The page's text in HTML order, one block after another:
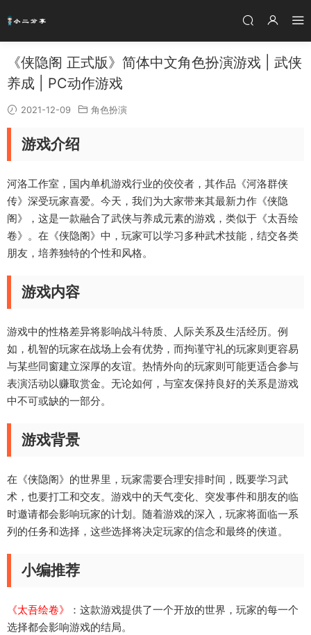
《侠隐阁 正式版》简体中文角色扮演游戏 | 武侠
养成 | PC动作游戏
2021-12-09 角色扮演
游戏介绍
河洛工作室，国内单机游戏行业的佼佼者，其作品《河洛群侠
传》深受玩家喜爱。今天，我们为大家带来其最新力作《侠隐
阁》，这是一款融合了武侠与养成元素的游戏，类似于《太吾绘
卷》。在《侠隐阁》中，玩家可以学习多种武术技能，结交各类
朋友，培养独特的个性和风格。
游戏内容
游戏中的性格差异将影响战斗特质、人际关系及生活经历。例
如，机智的玩家在战场上会有优势，而拘谨守礼的玩家则更容易
与某些同窗建立深厚的友谊。热情外向的玩家则可能更适合参与
表演活动以赚取赏金。无论如何，与室友保持良好的关系是游戏
中不可或缺的一部分。
游戏背景
在《侠隐阁》的世界里，玩家需要合理安排时间，既要学习武
术，也要打工和交友。游戏中的天气变化、突发事件和朋友的临
时邀请都会影响玩家的计划。随着游戏的深入，玩家将面临一系
列的任务和选择，这些选择将决定玩家的信念和最终的侠道。
小编推荐
《太吾绘卷》
：这款游戏提供了一个开放的世界，玩家的每一个
选择都会影响游戏的结局。